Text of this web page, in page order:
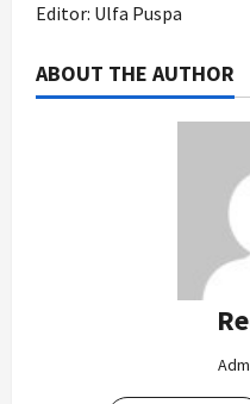
Editor: Ulfa Puspa
ABOUT THE AUTHOR